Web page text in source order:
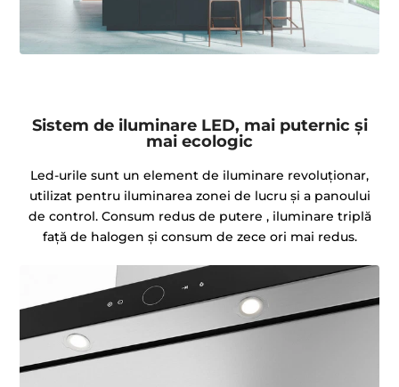
Sistem de iluminare LED, mai puternic și
mai ecologic
Led-urile sunt un element de iluminare revoluționar,
utilizat pentru iluminarea zonei de lucru și a panoului
de control. Consum redus de putere , iluminare triplă
față de halogen și consum de zece ori mai redus.